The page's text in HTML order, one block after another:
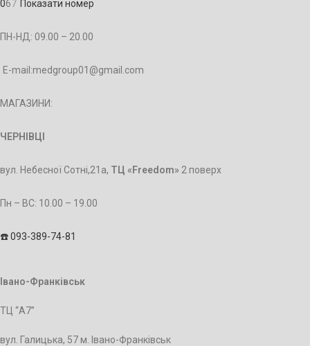
067 Показати номер
ПН-НД: 09.00 – 20.00
E-mail:medgroup01@gmail.com
МАГАЗИНИ:
ЧЕРНІВЦІ
вул. Небесної Сотні,21а, ТЦ «Freedom» 2 поверх
Пн – BC: 10.00 – 19.00
☎️ 093-389-74-81
Івано-Франківськ
ТЦ “А7”
вул. Галицька, 57 м. Івано-Франківськ